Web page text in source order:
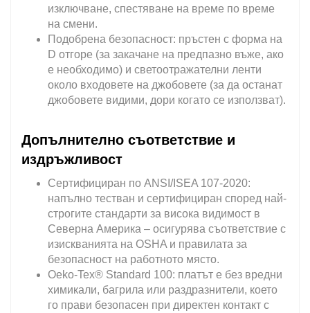
изключване, спестяване на време по време
на смени.
Подобрена безопасност: пръстен с форма на
D отгоре (за закачане на предпазно въже, ако
е необходимо) и светоотражателни ленти
около входовете на джобовете (за да останат
джобовете видими, дори когато се използват).
Допълнително съответствие и
издръжливост
Сертифициран по ANSI/ISEA 107-2020:
напълно тестван и сертифициран според най-
строгите стандарти за висока видимост в
Северна Америка – осигурява съответствие с
изискванията на OSHA и правилата за
безопасност на работното място.
Oeko-Tex® Standard 100: платът е без вредни
химикали, багрила или раздразнители, което
го прави безопасен при директен контакт с